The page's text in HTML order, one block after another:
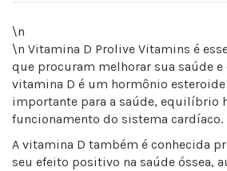
\n
\n Vitamina D Prolive Vitamins é
que procuram melhorar sua saúde
vitamina D é um hormônio
importante para a saúde, equilíbrio
funcionamento do sistema cardíaco.
A vitamina D também é conhecida
seu efeito positivo na saúde óssea,